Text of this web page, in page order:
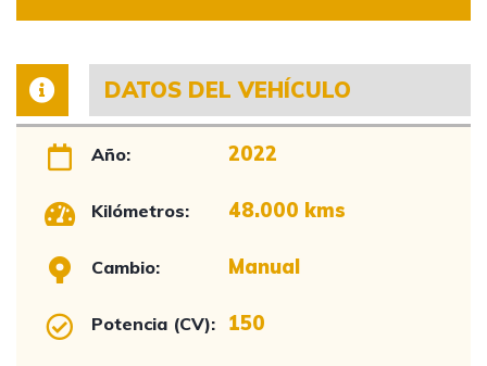
DATOS DEL VEHÍCULO
Año: 2022
Kilómetros: 48.000 kms
Cambio: Manual
Potencia (CV): 150